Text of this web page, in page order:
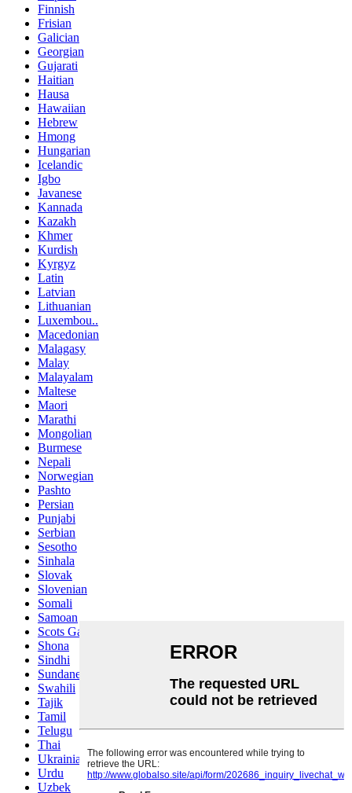
Finnish
Frisian
Galician
Georgian
Gujarati
Haitian
Hausa
Hawaiian
Hebrew
Hmong
Hungarian
Icelandic
Igbo
Javanese
Kannada
Kazakh
Khmer
Kurdish
Kyrgyz
Latin
Latvian
Lithuanian
Luxembou..
Macedonian
Malagasy
Malay
Malayalam
Maltese
Maori
Marathi
Mongolian
Burmese
Nepali
Norwegian
Pashto
Persian
Punjabi
Serbian
Sesotho
Sinhala
Slovak
Slovenian
Somali
Samoan
Scots Gaelic
Shona
Sindhi
Sundanese
Swahili
Tajik
Tamil
Telugu
Thai
Ukrainian
Urdu
Uzbek